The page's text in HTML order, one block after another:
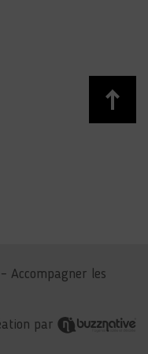
Accompagner les
par